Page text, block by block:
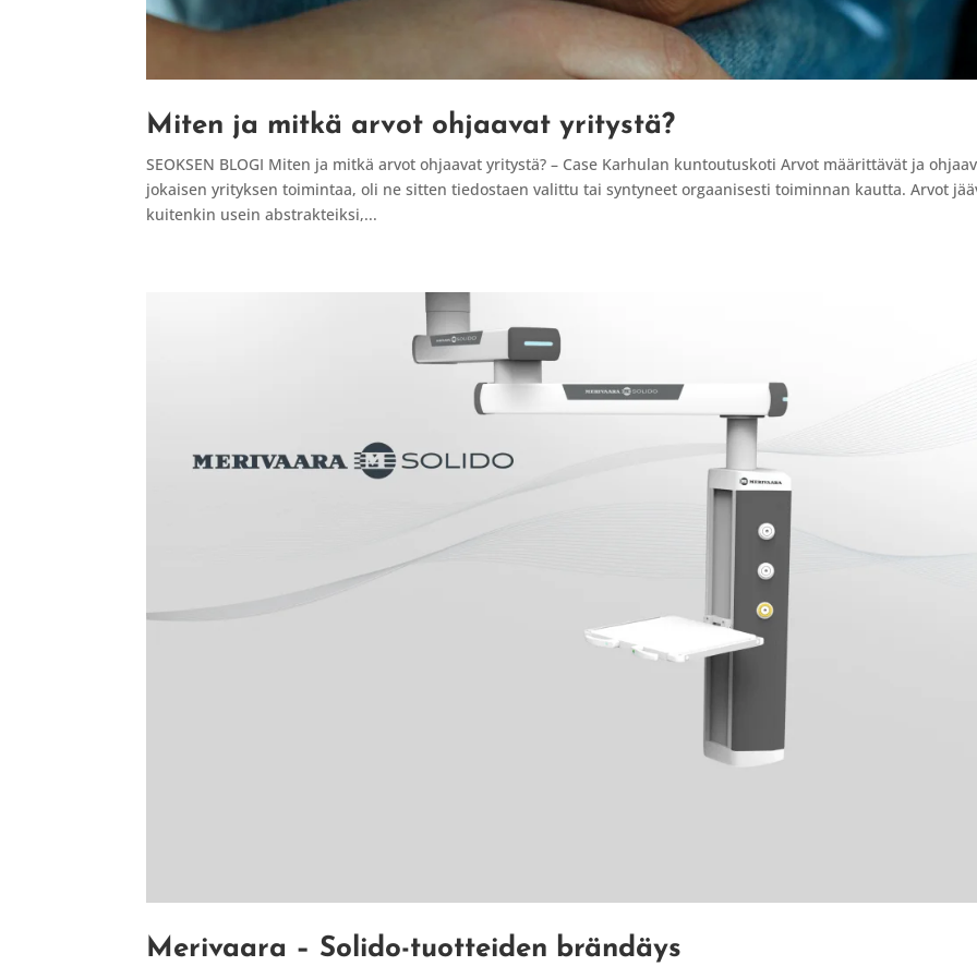
Miten ja mitkä arvot ohjaavat yritystä?
SEOKSEN BLOGI Miten ja mitkä arvot ohjaavat yritystä? – Case Karhulan kuntoutuskoti Arvot määrittävät ja
jokaisen yrityksen toimintaa, oli ne sitten tiedostaen valittu tai syntyneet orgaanisesti toiminnan kautta. Arvot
kuitenkin usein abstrakteiksi,...
Merivaara – Solido-tuotteiden brändäys